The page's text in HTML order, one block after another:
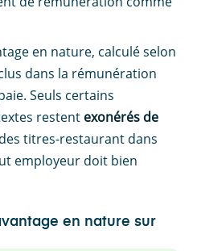
en nature, calculé selon
dans la rémunération
Seuls certains
restent exonérés de
des titres-restaurant dans
employeur doit bien
en nature sur